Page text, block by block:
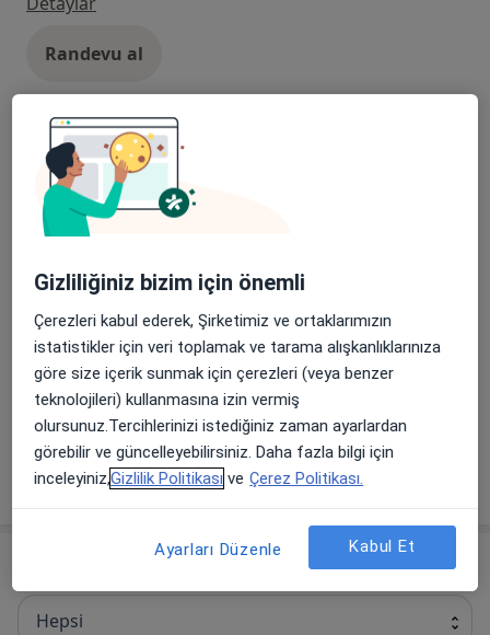
Randevu al
Abdominal Ultrasonografi
DetaylarAbdominal Ultrasonografi
Adenoidektomi
Adrenalektomi
DetaylarAdrenalektomi
Ağrı Pompası
Detaylar
Ağrı Pompası
+ 575 hizmet
Sigortamı kontrol et
Hepsi
Gizliliğiniz bizim için önemli
Çerezleri kabul ederek, Şirketimiz ve ortaklarımızın
istatistikler için veri toplamak ve tarama alışkanlıklarınıza
göre size içerik sunmak için çerezleri (veya benzer
teknolojileri) kullanmasına izin vermiş
olursunuz.Tercihlerinizi istediğiniz zaman ayarlardan
görebilir ve güncelleyebilirsiniz. Daha fazla bilgi için
inceleyiniz,Gizlilik Politikası ve Çerez Politikası.
Ayarları Düzenle Kabul Et